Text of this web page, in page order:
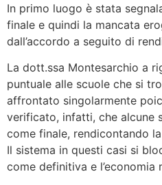
In primo luogo è stata
finale e quindi la mancata
dall’accordo a seguito di
La dott.ssa Montesarchio a
puntuale alle scuole che si
affrontato singolarmente
verificato, infatti, che alcune
come finale, rendicontando
Il sistema in questi casi si
come definitiva e l’economia